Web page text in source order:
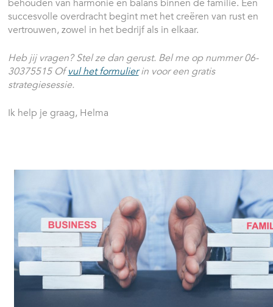
behouden van harmonie en balans binnen de familie. Een
succesvolle overdracht begint met het creëren van rust en
vertrouwen, zowel in het bedrijf als in elkaar.
Heb jij vragen? Stel ze dan gerust. Bel me op nummer 06-
30375515 Ofvul het formulierin voor een gratis
strategiesessie.
Ik help je graag, Helma